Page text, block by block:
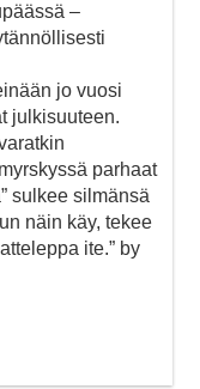
–
jo vuosi
julkisuuteen.
parhaat
sulkee silmänsä
näin käy, tekee
ite.” by